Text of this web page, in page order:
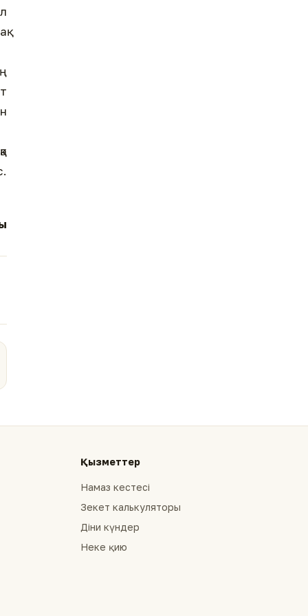
Қызметтер
Намаз кестесі
Зекет калькуляторы
Діни күндер
Неке қию